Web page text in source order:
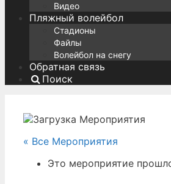
Видео
Пляжный волейбол
Стадионы
Файлы
Волейбол на снегу
Обратная связь
Поиск
« Все Мероприятия
Это мероприятие